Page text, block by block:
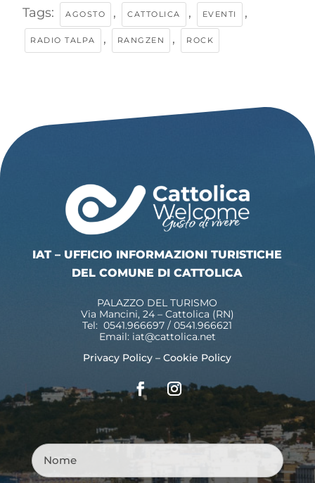
Tags: AGOSTO , CATTOLICA , EVENTI ,
RADIO TALPA , RANGZEN , ROCK
IAT – UFFICIO INFORMAZIONI TURISTICHE
DEL COMUNE DI CATTOLICA
PALAZZO DEL TURISMO
Via Mancini, 24 – Cattolica (RN)
Tel: 0541.966697 / 0541.966621
Email: iat@cattolica.net
Privacy Policy –Cookie Policy
Nome